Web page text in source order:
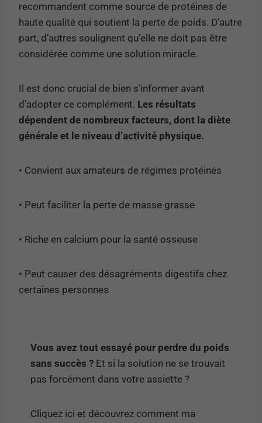
recommandent comme source de protéines de
haute qualité qui soutient la perte de poids. D’autre
part, d’autres soulignent qu’elle ne doit pas être
considérée comme une solution miracle.
Il est donc crucial de bien s’informer avant
d’adopter ce complément. Les résultats
dépendent de nombreux facteurs, dont la diète
générale et le niveau d’activité physique.
• Convient aux amateurs de régimes protéinés
• Peut faciliter la perte de masse grasse
• Riche en calcium pour la santé osseuse
• Peut causer des désagréments digestifs chez
certaines personnes
Vous avez tout essayé pour perdre du poids
sans succès ? Et si la solution ne se trouvait
pas forcément dans votre assiette ?
Cliquez ici et découvrez comment ma